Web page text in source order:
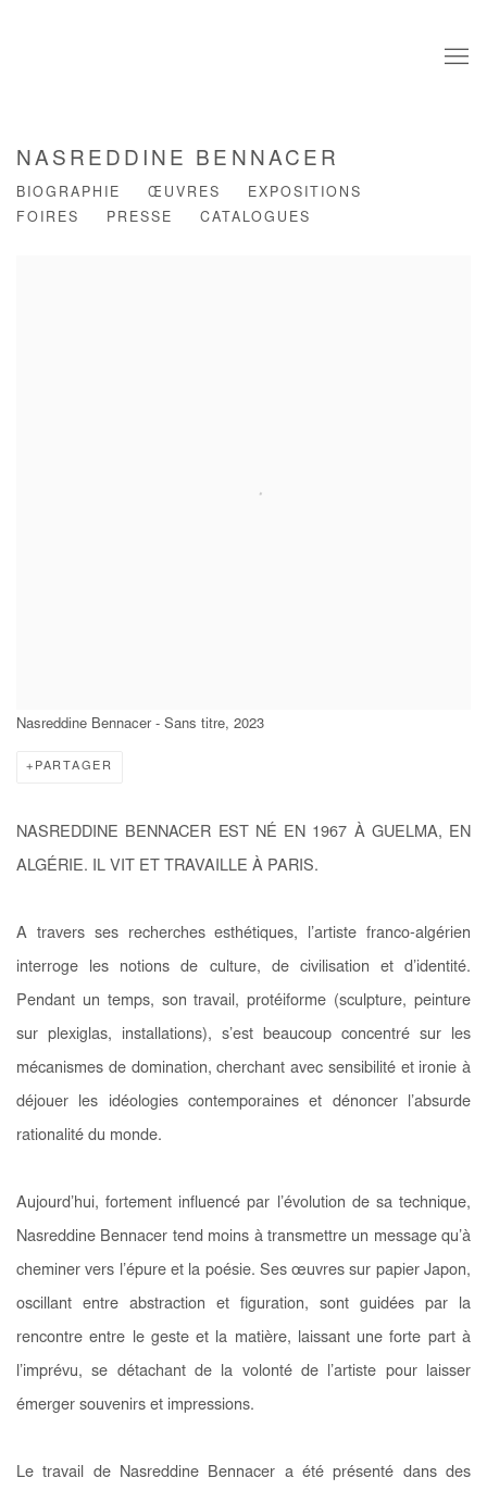
NASREDDINE BENNACER
BIOGRAPHIE ŒUVRES
EXPOSITIONS
FOIRES
PRESSE CATALOGUES
Nasreddine Bennacer - Sans titre, 2023
PARTAGER
NASREDDINE BENNACER EST NÉ EN 1967 À GUELMA, EN
ALGÉRIE. IL VIT ET TRAVAILLE À PARIS.
A travers ses recherches esthétiques, l’artiste franco-algérien
interroge les notions de culture, de civilisation et d’identité.
Pendant un temps, son travail, protéiforme (sculpture, peinture
sur plexiglas, installations), s’est beaucoup concentré sur les
mécanismes de domination, cherchant avec sensibilité et ironie à
déjouer les idéologies contemporaines et dénoncer l’absurde
rationalité du monde.
Aujourd’hui, fortement influencé par l’évolution de sa technique,
Nasreddine Bennacer tend moins à transmettre un message qu’à
cheminer vers l’épure et la poésie. Ses œuvres sur papier Japon,
oscillant entre abstraction et figuration, sont guidées par la
rencontre entre le geste et la matière, laissant une forte part à
l’imprévu, se détachant de la volonté de l’artiste pour laisser
émerger souvenirs et impressions.
Le travail de Nasreddine Bennacer a été présenté dans des